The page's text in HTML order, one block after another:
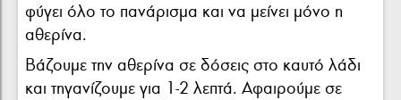
φύγει όλο το πανάρισμα και να μείνει μόνο η
αθερίνα.
Βάζουμε την αθερίνα σε δόσεις στο καυτό λάδι
και τηγανίζουμε για 1-2 λεπτά. Αφαιρούμε σε